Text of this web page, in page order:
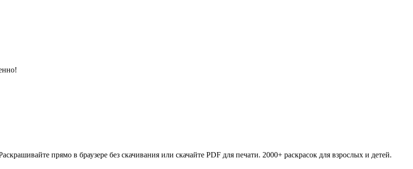
прямо в браузере без скачивания или скачайте PDF для печати. 2000+ раскрасок для взрослых и детей.